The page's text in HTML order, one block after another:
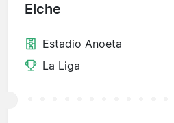
Elche
Estadio Anoeta
La Liga